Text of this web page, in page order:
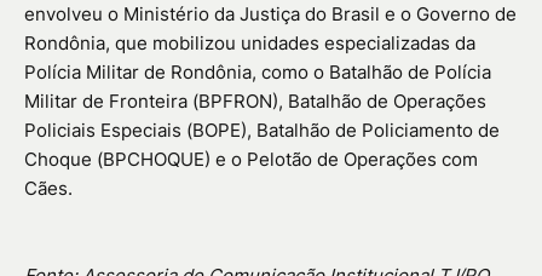
envolveu o Ministério da Justiça do Brasil e o Governo de
Rondônia, que mobilizou unidades especializadas da
Polícia Militar de Rondônia, como o Batalhão de Polícia
Militar de Fronteira (BPFRON), Batalhão de Operações
Policiais Especiais (BOPE), Batalhão de Policiamento de
Choque (BPCHOQUE) e o Pelotão de Operações com
Cães.